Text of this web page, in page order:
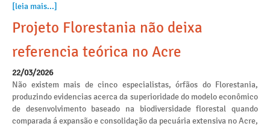
[leia mais...]
Projeto Florestania não deixa
referencia teórica no Acre
22/03/2026
Não existem mais de cinco especialistas, órfãos do Florestania,
produzindo evidencias acerca da superioridade do modelo econômico
de desenvolvimento baseado na biodiversidade florestal quando
comparada á expansão e consolidação da pecuária extensiva no Acre,